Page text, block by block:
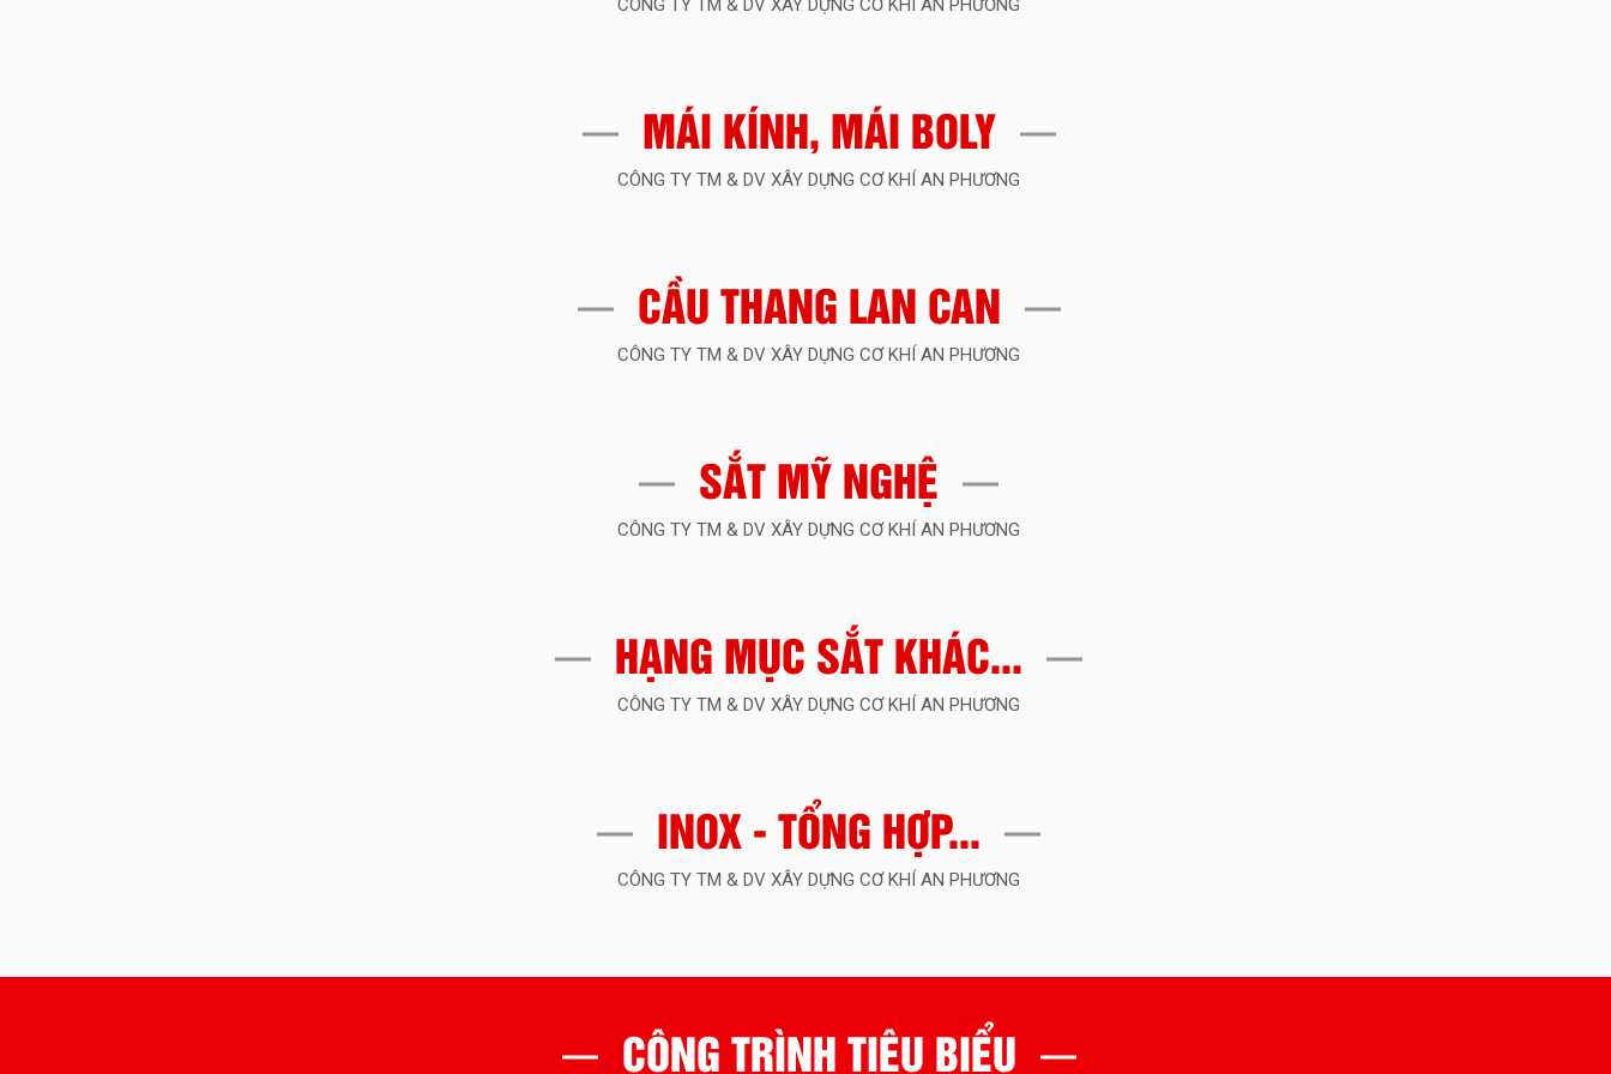
CÔNG TY TM & DV XÂY DỰNG CƠ KHÍ AN PHƯƠNG
CÔNG TY TM & DV XÂY DỰNG CƠ KHÍ AN PHƯƠNG
CÔNG TY TM & DV XÂY DỰNG CƠ KHÍ AN PHƯƠNG
CÔNG TY TM & DV XÂY DỰNG CƠ KHÍ AN PHƯƠNG
CÔNG TY TM & DV XÂY DỰNG CƠ KHÍ AN PHƯƠNG
CÔNG TY TM & DV XÂY DỰNG CƠ KHÍ AN PHƯƠNG